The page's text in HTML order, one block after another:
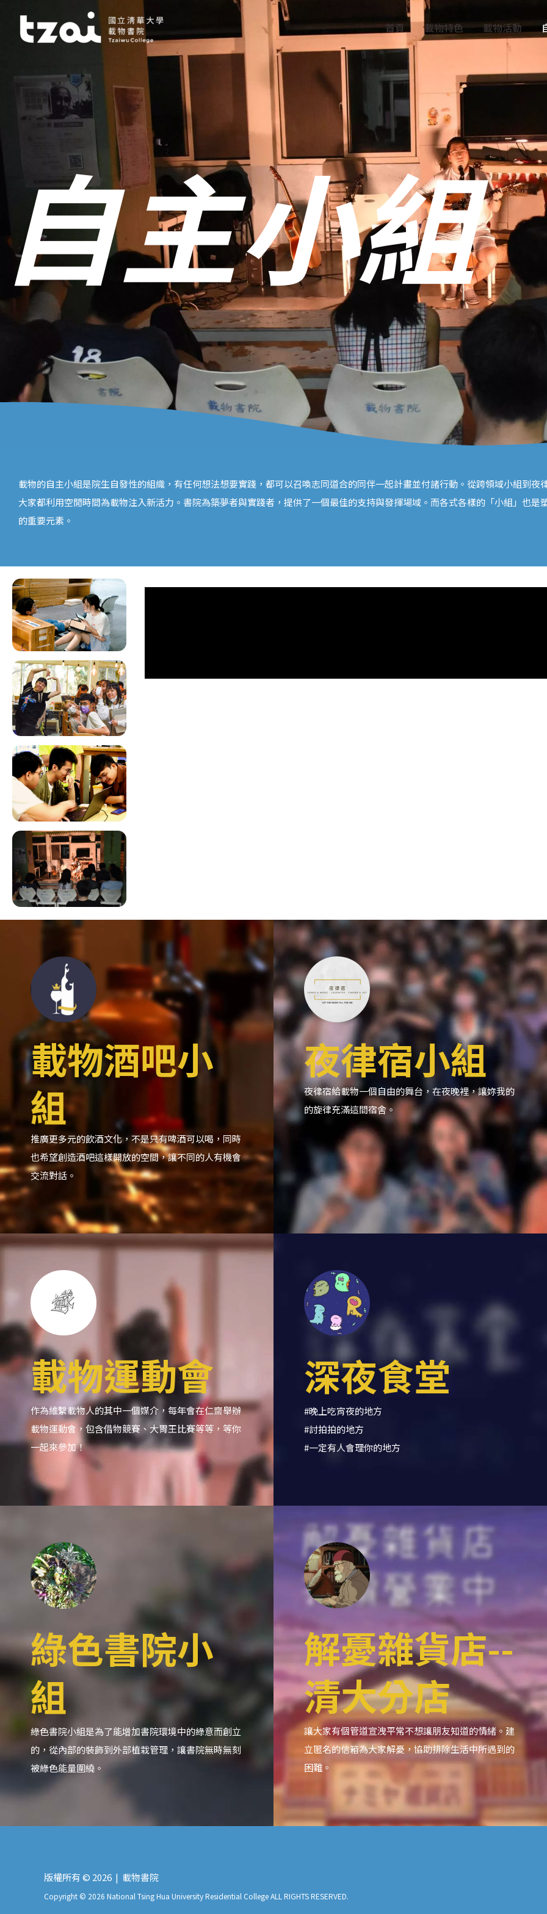
首頁 載物特色 載物活動
自主小組​
載物的自主小組是院生自發性的組織，有任何想法想要實踐，都可以召喚志同道合的同伴一起計畫並付諸行動。從跨領域小組到夜
大家都利用空閒時間為載物注入新活力。書院為築夢者與實踐者，提供了一個最佳的支持與發揮場域。而各式各樣的「小組」也是
的重要元素。
載物酒吧小
組
推廣更多元的飲酒文化，不是只有啤酒可以喝，同時
也希望創造酒吧這樣開放的空間，讓不同的人有機會
交流對話。
夜律宿小組
夜律宿給載物一個自由的舞台，在夜晚裡，讓妳我的
的旋律充滿這間宿舍。
載物運動會
作為維繫載物人的其中一個媒介，每年會在仁齋舉辦
載物運動會，包含借物競賽、大胃王比賽等等，等你
一起來參加！
深夜食堂
#晚上吃宵夜的地方
#討拍拍的地方
#一定有人會理你的地方
綠色書院小
組
綠色書院小組是為了能增加書院環境中的綠意而創立
的，從內部的裝飾到外部植栽管理，讓書院無時無刻
被綠色能量圍繞。
解憂雜貨店--
清大分店
讓大家有個管道宣洩平常不想讓朋友知道的情緒。建
立匿名的信箱為大家解憂，協助排除生活中所遇到的
困難。
版權所有 © 2026 | 載物書院
Copyright © 2026 National Tsing Hua University Residential College ALL RIGHTS RESERVED.